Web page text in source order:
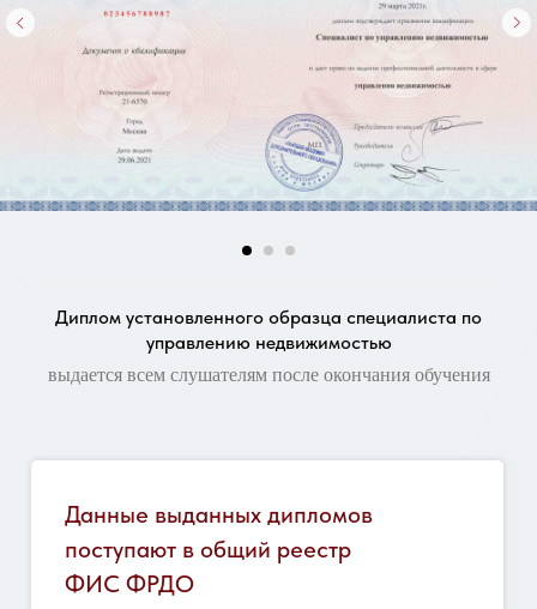
Диплом установленного образца специалиста по
управлению недвижимостью
выдается всем слушателям после окончания обучения
Данные выданных дипломов
поступают в общий реестр
ФИС ФРДО